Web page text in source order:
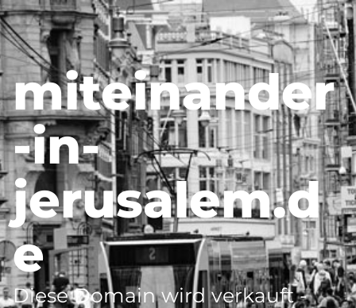
miteinander
-in-
jerusalem.d
e
Diese Domain wird verkauft -